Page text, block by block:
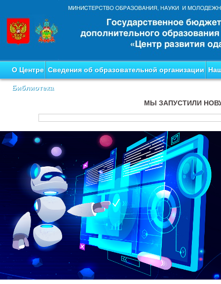
О Центре Сведения об образовательной организации
Библиотека
МЫ ЗАПУСТИЛИ